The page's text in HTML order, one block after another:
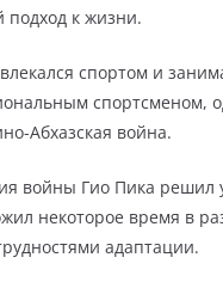
подход к жизни.
спортом и
спортсменом,
Абхазская война.
войны Гио Пика решил
некоторое время в
адаптации.